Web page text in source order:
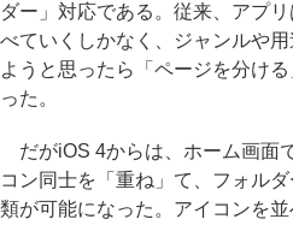
ダー」対応である。従来、アプ
べていくしかなく、ジャンルや用
ようと思ったら「ページを分け
った。
だがiOS 4からは、ホーム画面
コン同士を「重ね」て、フォル
類が可能になった。アイコンを並